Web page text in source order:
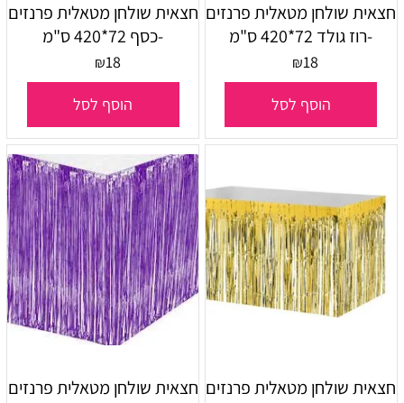
חצאית שולחן מטאלית פרנזים
-רוז גולד 72*420 ס"מ
₪18
הוסף לסל
חצאית שולחן מטאלית פרנזים
-כסף 72*420 ס"מ
₪18
הוסף לסל
חצאית שולחן מטאלית פרנזים חצאית שולחן מטאלית פרנזים